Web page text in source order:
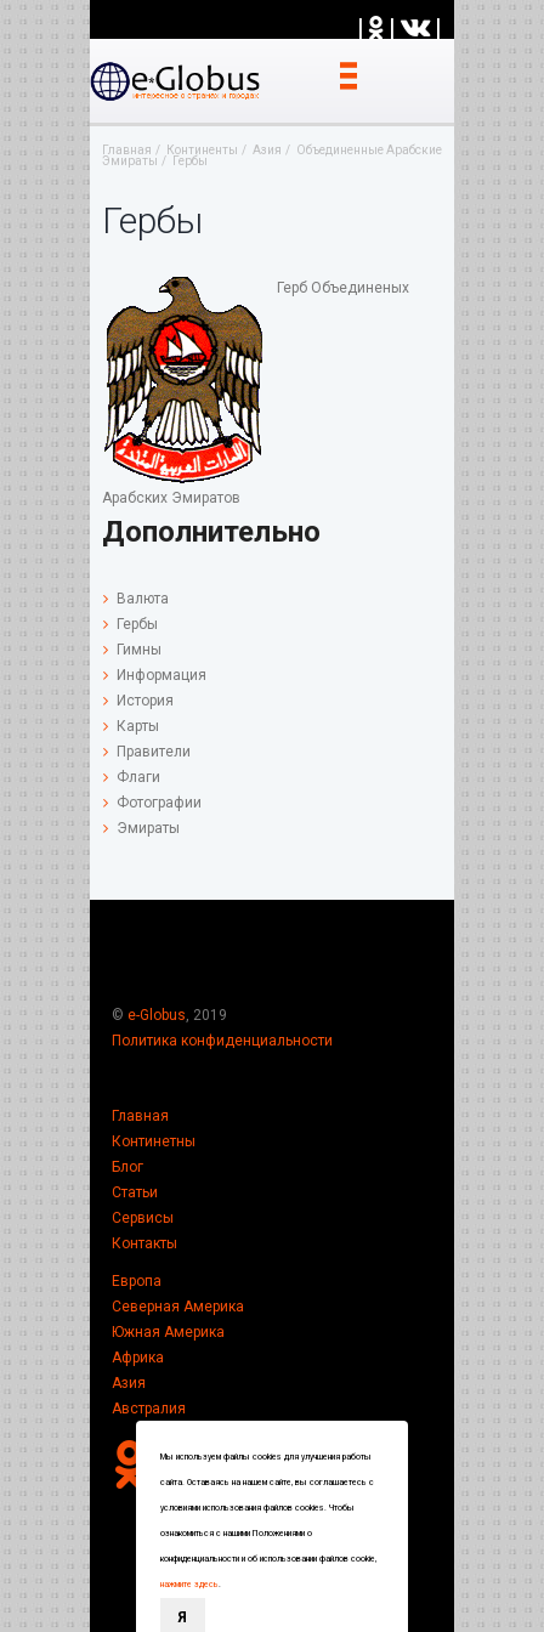
| | |
Главная Континенты Азия
Объединенные Арабские
Эмираты
Гербы
Гербы
Герб Объединеных
Арабских Эмиратов
Дополнительно
Валюта
Гербы
Гимны
Информация
История
Карты
Правители
Флаги
Фотографии
Эмираты
© e-Globus , 2019
Политика конфиденциальности
Главная
Континетны
Блог
Статьи
Сервисы
Контакты
Европа
Северная Америка
Южная Америка
Африка
Азия
Австралия
Мы используем файлы cookies для улучшения работы
сайта. Оставаясь на нашем сайте, вы соглашаетесь с
условиями использования файлов cookies. Чтобы
ознакомиться с нашими Положениями о
конфиденциальности и об использовании файлов cookie,
нажмите здесь.
Я